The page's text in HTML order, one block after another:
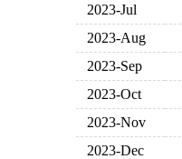
2023-Jul
2023-Aug
2023-Sep
2023-Oct
2023-Nov
2023-Dec